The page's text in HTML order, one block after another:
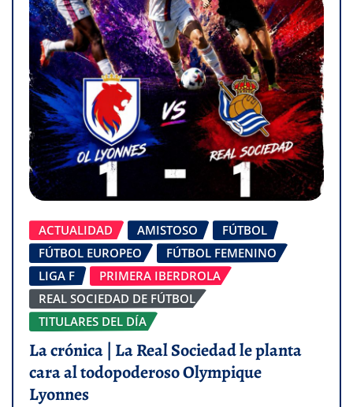
ACTUALIDAD AMISTOSO
FÚTBOL
FÚTBOL EUROPEO
FÚTBOL FEMENINO
LIGA F
PRIMERA IBERDROLA
REAL SOCIEDAD DE FÚTBOL
TITULARES DEL DÍA
La crónica | La Real Sociedad le planta
cara al todopoderoso Olympique
Lyonnes